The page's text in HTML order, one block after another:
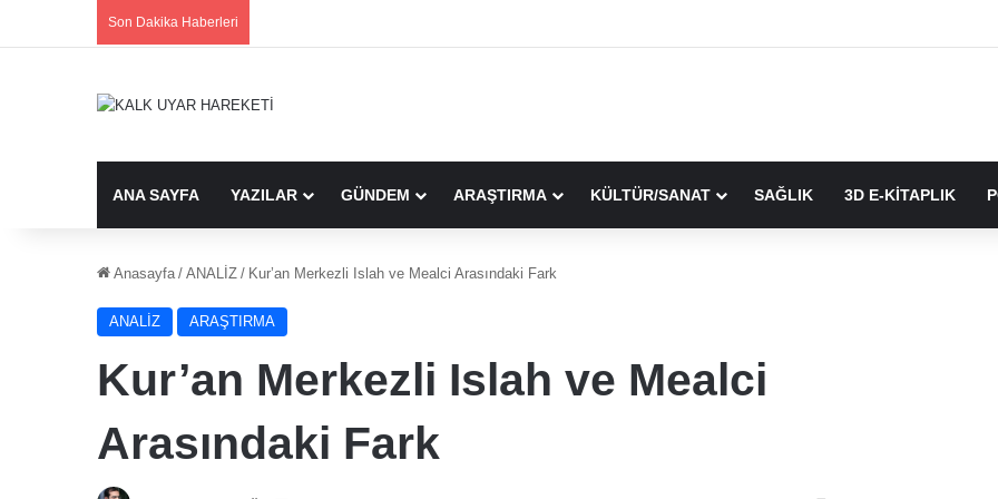
Son Dakika Haberleri
ANA SAYFA YAZILAR GÜNDEM ARAŞTIRMA KÜLTÜR/SANAT SAĞLIK 3D E-KİTAPLIK
Anasayfa / ANALİZ / Kur’an Merkezli Islah ve Mealci Arasındaki Fark
ANALİZ ARAŞTIRMA
Kur’an Merkezli Islah ve Mealci
Arasındaki Fark